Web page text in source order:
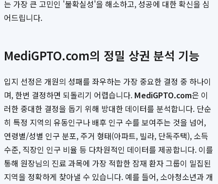
는 가장 큰 고민인 '불확실성'을 해소하고, 성공에 대한 확신을 심
어드립니다.
MediGPTO.com의 정밀 상권 분석 기능
입지 선정은 개원의 성패를 좌우하는 가장 중요한 결정 중 하나이
며, 한번 결정하면 되돌리기 어렵습니다. MediGPTO.com은 이
러한 중대한 결정을 돕기 위해 방대한 데이터를 분석합니다. 단순
히 특정 지역의 유동인구나 배후 인구 수를 보여주는 것을 넘어,
연령별/성별 인구 분포, 주거 형태(아파트, 빌라, 단독주택), 소득
수준, 직장인 인구 비율 등 다차원적인 데이터를 제공합니다. 이를
통해 원장님의 진료 과목에 가장 적합한 잠재 환자 그룹이 밀집된
지역을 정확하게 찾아낼 수 있습니다. 예를 들어, 소아청소년과 개